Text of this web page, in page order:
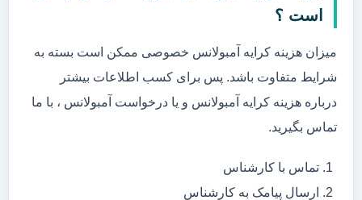
است ؟
میزان هزینه کرایه آمبولانس خصوصی ممکن است بسته به
شرایط متفاوت باشد. پس برای کسب اطلاعات بیشتر
درباره هزینه کرایه آمبولانس و یا درخواست آمبولانس ، با ما
تماس بگیرید.
تماس با کارشناس
ارسال پیامک به کارشناس